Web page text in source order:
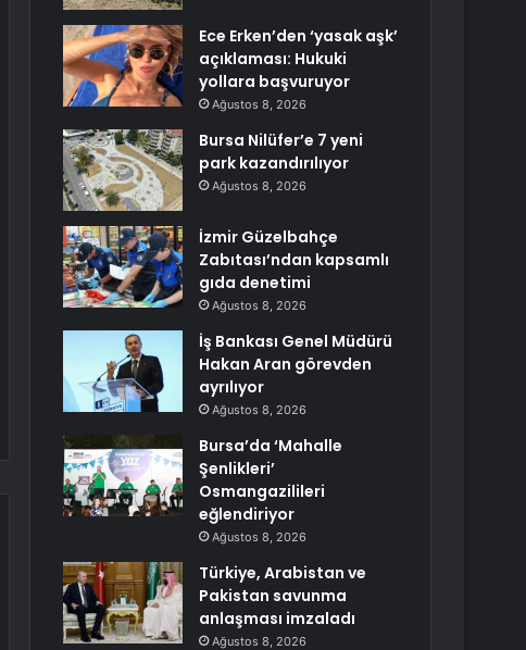
Ece Erken’den ‘yasak aşk’
açıklaması: Hukuki
yollara başvuruyor
Ağustos 8, 2026
Bursa Nilüfer’e 7 yeni
park kazandırılıyor
Ağustos 8, 2026
İzmir Güzelbahçe
Zabıtası’ndan kapsamlı
gıda denetimi
Ağustos 8, 2026
İş Bankası Genel Müdürü
Hakan Aran görevden
ayrılıyor
Ağustos 8, 2026
Bursa’da ‘Mahalle
Şenlikleri’
Osmangazilileri
eğlendiriyor
Ağustos 8, 2026
Türkiye, Arabistan ve
Pakistan savunma
anlaşması imzaladı
Ağustos 8, 2026